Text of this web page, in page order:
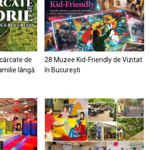
de
lângă
28 Muzee Kid-Friendly de Vizitat
în București